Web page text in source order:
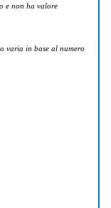
e non ha valore
varia in base al numero